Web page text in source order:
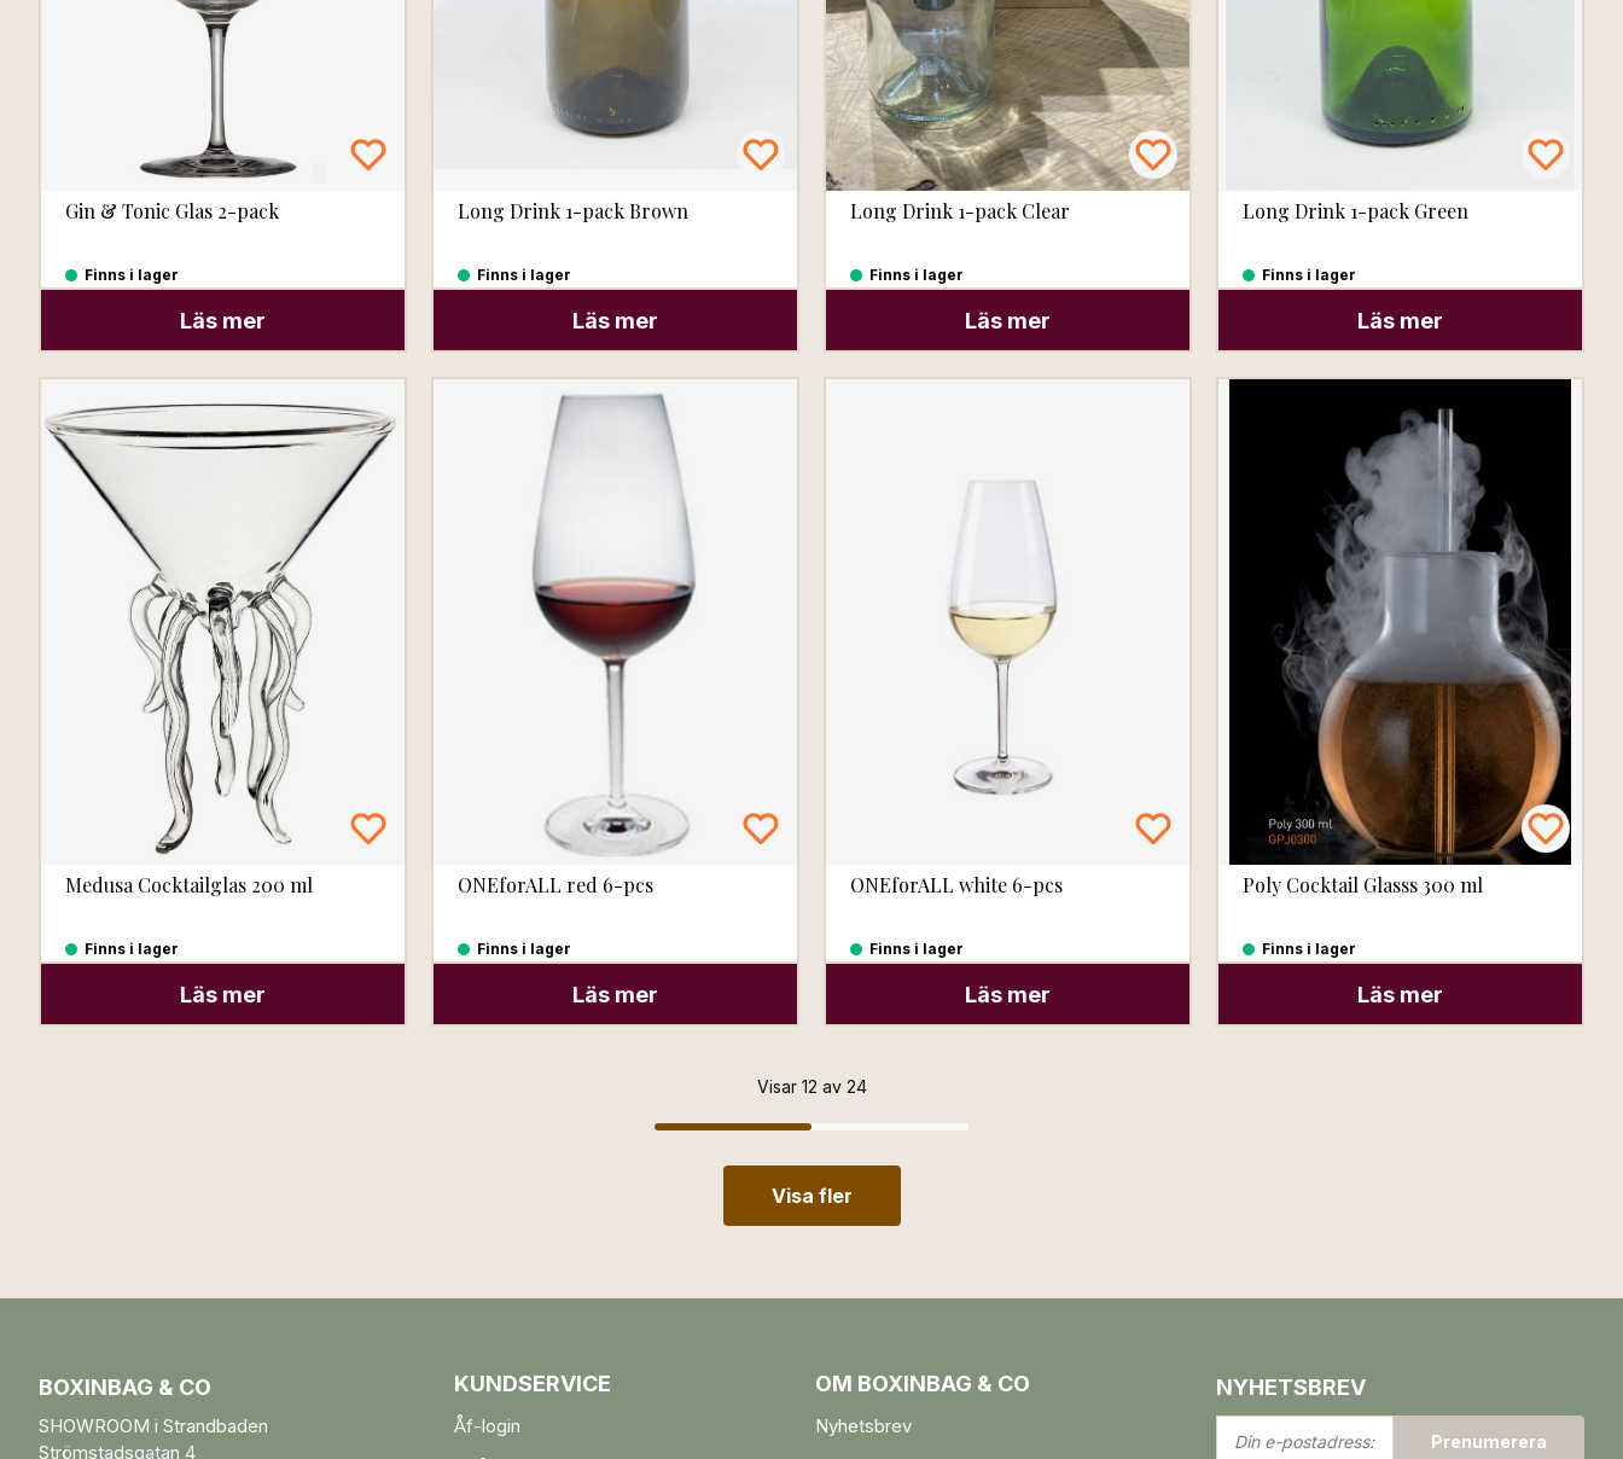
Gin & Tonic Glas 2-pack
Finns i lager
Läs mer
Long Drink 1-pack Brown
Finns i lager
Läs mer
Long Drink 1-pack Clear
Finns i lager
Läs mer
Long Drink 1-pack Green
Finns i lager
Läs mer
Medusa Cocktailglas 200 ml
Finns i lager
Läs mer
ONEforALL red 6-pcs
Finns i lager
Läs mer
ONEforALL white 6-pcs
Finns i lager
Läs mer
Poly Cocktail Glasss 300 ml
Finns i lager
Läs mer
Visar 12 av 24
Visa fler
BOXINBAG & CO
SHOWROOM i Strandbaden
Strömstadsgatan 4
KUNDSERVICE
Åf-login
OM BOXINBAG & CO
Nyhetsbrev
NYHETSBREV
Din
Prenumerera